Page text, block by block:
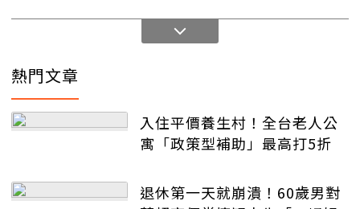
熱門文章
入住平價養生村！全台老人公
寓「政策型補助」最高打5折
退休第一天就崩潰！60歲男對